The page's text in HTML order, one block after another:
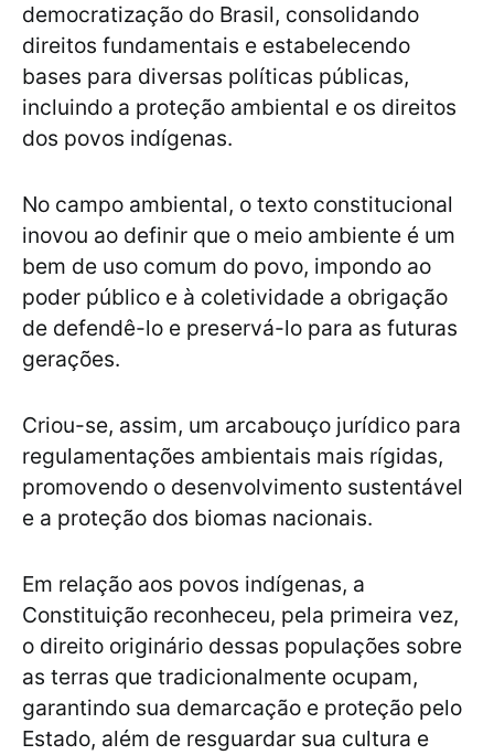
democratização do Brasil, consolidando
direitos fundamentais e estabelecendo
bases para diversas políticas públicas,
incluindo a proteção ambiental e os direitos
dos povos indígenas.
No campo ambiental, o texto constitucional
inovou ao definir que o meio ambiente é um
bem de uso comum do povo, impondo ao
poder público e à coletividade a obrigação
de defendê-lo e preservá-lo para as futuras
gerações.
Criou-se, assim, um arcabouço jurídico para
regulamentações ambientais mais rígidas,
promovendo o desenvolvimento sustentável
e a proteção dos biomas nacionais.
Em relação aos povos indígenas, a
Constituição reconheceu, pela primeira vez,
o direito originário dessas populações sobre
as terras que tradicionalmente ocupam,
garantindo sua demarcação e proteção pelo
Estado, além de resguardar sua cultura e